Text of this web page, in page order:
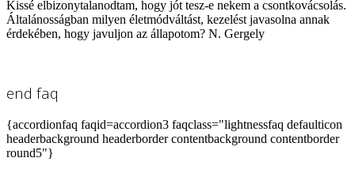
Kissé elbizonytalanodtam, hogy jót tesz-e nekem a csontkovácsolás.
Általánosságban milyen életmódváltást, kezelést javasolna annak
érdekében, hogy javuljon az állapotom? N. Gergely
end faq
{accordionfaq faqid=accordion3 faqclass="lightnessfaq defaulticon
headerbackground headerborder contentbackground contentborder
round5"}